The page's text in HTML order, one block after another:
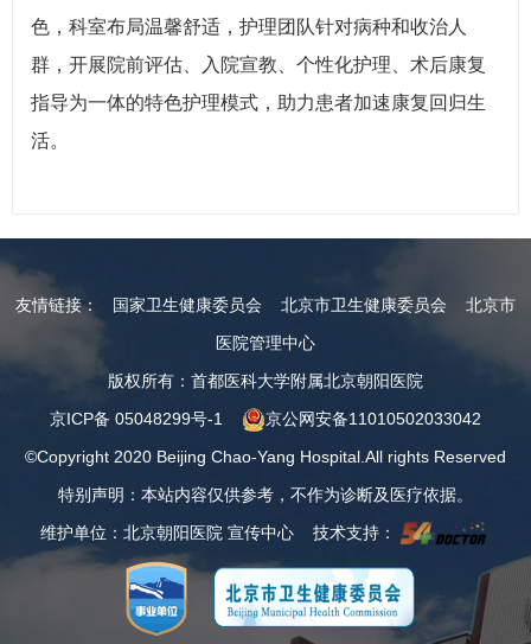
色，科室布局温馨舒适，护理团队针对病种和收治人
群，开展院前评估、入院宣教、个性化护理、术后康复
指导为一体的特色护理模式，助力患者加速康复回归生
活。
友情链接： 国家卫生健康委员会 北京市卫生健康委员会
北京市
医院管理中心
版权所有：首都医科大学附属北京朝阳医院
京ICP备 05048299号-1
京公网安备11010502033042
©Copyright 2020 Beijing Chao-Yang Hospital.All rights Reserved
特别声明：本站内容仅供参考，不作为诊断及医疗依据。
维护单位：北京朝阳医院 宣传中心 技术支持：